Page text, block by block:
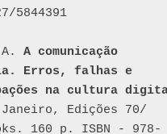
5844391
A. A comunicação
Erros, falhas e
na cultura
Edições 70/
160 p. ISBN - 978-